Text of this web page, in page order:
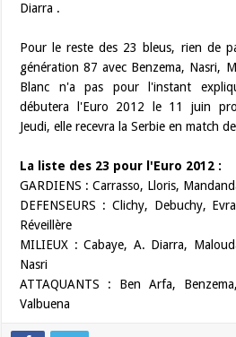
Diarra .
Pour le reste des 23 bleus, rien de
génération 87 avec Benzema, Nasri,
Blanc n'a pas pour l'instant
débutera l'Euro 2012 le 11 juin
Jeudi, elle recevra la Serbie en match
La liste des 23 pour l'Euro 2012 :
GARDIENS : Carrasso, Lloris,
DEFENSEURS : Clichy, Debuchy,
Réveillère
MILIEUX : Cabaye, A. Diarra,
Nasri
ATTAQUANTS : Ben Arfa,
Valbuena